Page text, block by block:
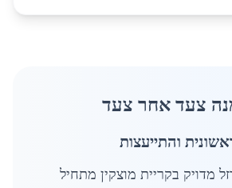
צעד אחר צעד
מדויק בקריית מוצקין מתחיל